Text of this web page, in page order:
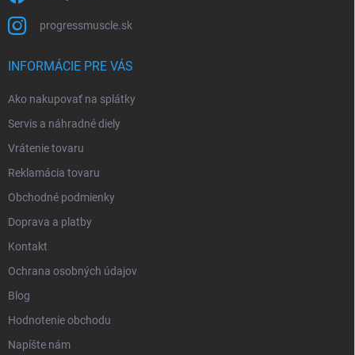
progressmuscle.sk
INFORMÁCIE PRE VÁS
Ako nakupovať na splátky
Servis a náhradné diely
Vrátenie tovaru
Reklamácia tovaru
Obchodné podmienky
Doprava a platby
Kontakt
Ochrana osobných údajov
Blog
Hodnotenie obchodu
Napíšte nám